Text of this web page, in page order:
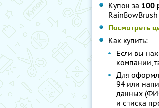
Купон за 100
Посмотреть
Как купить:
Если вы
компании,
Для
94 или
данных
и списка